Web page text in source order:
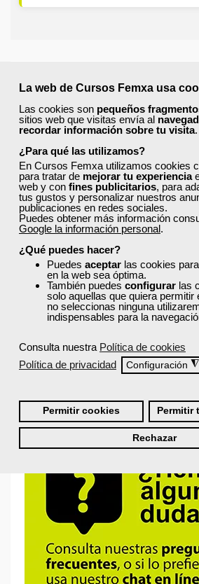
La web de Cursos Femxa usa
Las cookies son pequeños
sitios web que visitas envía al
recordar información sobre tu visita.
¿Para qué las utilizamos?
En Cursos Femxa utilizamos cookies
para tratar de mejorar tu experiencia
web y con fines publicitarios, para
tus gustos y personalizar nuestros
publicaciones en redes sociales.
Puedes obtener más información
Google la información personal.
¿Qué puedes hacer?
Puedes aceptar las cookies
en la web sea óptima.
También puedes configurar las
solo aquellas que quiera permitir
no seleccionas ninguna
indispensables para la
Consulta nuestra Política de cookies
Política de privacidad
Configuración ◮
Permitir cookies Permitir
Rechazar
¡Únete a la Comunidad
Actualmenteeste curso está cerradoy
disponibles.
Si todavía no tienes cuenta de usuario,
tu sector profesional y tus preferencias
estás registrado, inicia sesión a
búsqueda para encontrar los cursos
perfil.
Recordarme
Iniciar sesión